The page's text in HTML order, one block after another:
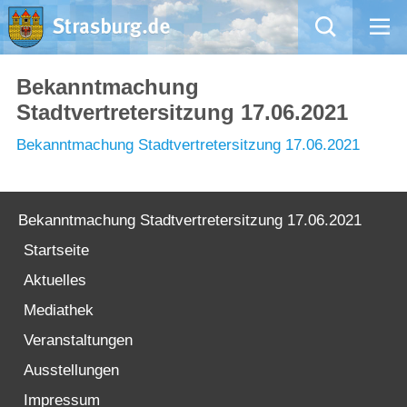
Mängelmeldung
Aktuelles
Natur – Kultur – Tourismus
Willkommen in Strasburg (Uckermark)
Bekanntmachung
Stadtvertretersitzung 17.06.2021
Bekanntmachung Stadtvertretersitzung 17.06.2021
Bekanntmachung Stadtvertretersitzung 17.06.2021
Startseite
Aktuelles
Mediathek
Veranstaltungen
Ausstellungen
Impressum